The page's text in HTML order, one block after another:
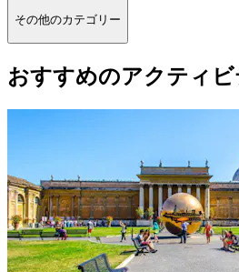
その他のカテゴリー
おすすめのアクティ